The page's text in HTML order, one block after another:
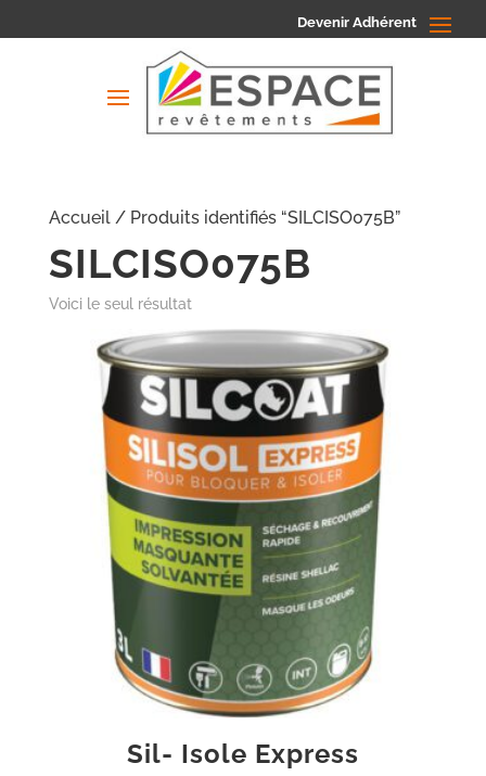
Devenir Adhérent
Accueil/ Produits identifiés “SILCISO075B”
SILCISO075B
Voici le seul résultat
Sil- Isole Express